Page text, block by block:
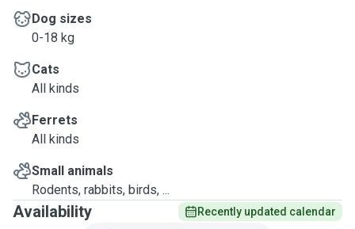
Dog sizes
0-18 kg
Cats
All kinds
Ferrets
All kinds
Small animals
Rodents, rabbits, birds, ...
Availability Recently updated calendar